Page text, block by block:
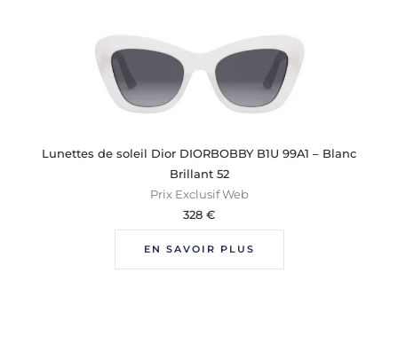
Lunettes de soleil Dior DIORBOBBY B1U 99A1 – Blanc
Brillant 52
Prix Exclusif Web
328 €
EN SAVOIR PLUS